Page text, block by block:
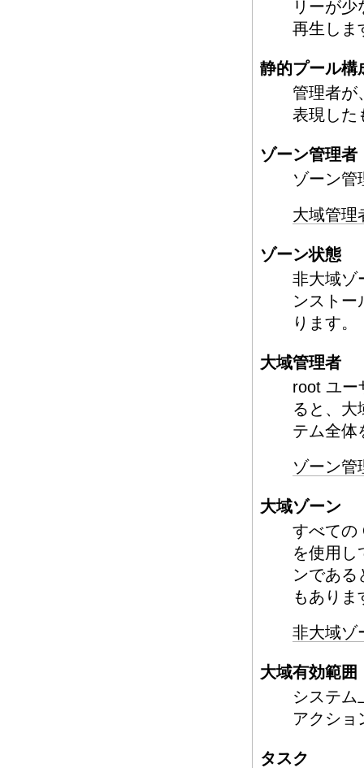
リーが
再生しま
静的プール構
管理者が
表現した
ゾーン管理者
ゾーン管
大域管理
ゾーン状態
非大域ゾ
ンストー
ります。
大域管理者
root ユー
ると、大
テム全体
ゾーン管
大域ゾーン
すべての
を使用し
ンである
もありま
非大域ゾ
大域有効範囲
システム
アクショ
タスク